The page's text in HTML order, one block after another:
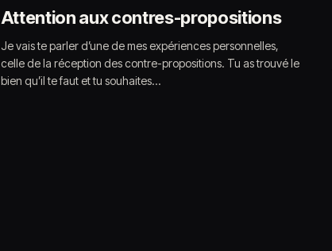
Attention aux contres-propositions
Je vais te parler d’une de mes expériences personnelles,
celle de la réception des contre-propositions. Tu as trouvé le
bien qu’il te faut et tu souhaites…